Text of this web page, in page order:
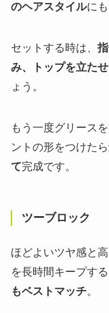
のヘアスタイルに
セットする時は、
み、トップを立た
ょう。
もう一度グリース
ントの形をつけたら
て完成です。
ツーブロック
ほどよいツヤ感と
を長時間キープする
もベストマッチ。